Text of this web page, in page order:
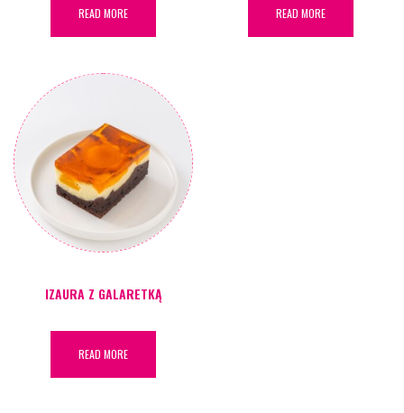
READ MORE READ MORE
IZAURA Z GALARETKĄ
READ MORE